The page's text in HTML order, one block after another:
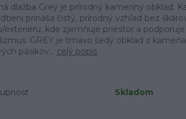
dlažba Grey je prírodný kamenný obklad.
prináša čistý, prírodný vzhľad bez
exteriéru, kde zjemňuje priestor a
GREY je tmavo šedý obklad z
pásikov... celý popis
Skladom